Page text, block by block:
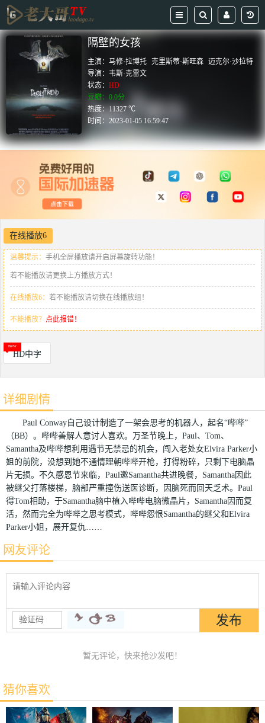
隔壁的女孩
主演：马修·拉博托 克里斯蒂·斯旺森 迈克尔·沙拉特
导演： 韦斯·克雷文
状态：HD
豆瓣：0.0分
热度：11327 ℃
时间：2023-01-05 16:59:47
在线播放6
温馨提示： 手机全屏播放请开启屏幕旋转功能！
若不能播放请更换上方播放方式！
在线播放6： 若不能播放请切换在线播放组！
不能播放？ 点此报错！
HD中字
详细剧情
Paul Conway自己设计制造了一架会思考的机器人，起名“哔哔”
（BB）。哔哔善解人意讨人喜欢。万圣节晚上，Paul、Tom、
Samantha及哔哔想利用遇节无禁忌的机会，闯入老处女Elvira Parker小
姐的前院，没想到她不通情理朝哔哔开枪，打得粉碎，只剩下电脑晶
片无损。不久感恩节来临，Paul邀Samantha共进晚餐，Samantha因此
被继父打落楼梯，脑部严重撞伤送医诊断，因脑死而回天乏术。Paul
得Tom相助，于Samantha脑中植入哔哔电脑微晶片，Samantha因而复
活，然而完全为哔哔之思考模式，哔哔怨恨Samantha的继父和Elvira
Parker小姐，展开复仇……
网友评论
暂无评论，快来抢沙发吧！
猜你喜欢